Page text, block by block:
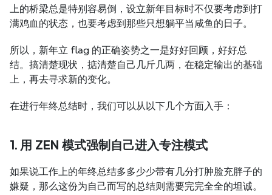
上的桥梁总是特别容易倒，设立新年目标时不仅要考虑到打
满鸡血的状态，也要考虑到那些只想躺平当咸鱼的日子。
所以，新年立 flag 的正确姿势之一是好好回顾，好好总
结。搞清楚现状，掂清楚自己几斤几两，在稳定输出的基础
上，再去寻求新的变化。
在进行年终总结时，我们可以从以下几个方面入手：
1. 用 ZEN 模式强制自己进入专注模式
如果说工作上的年终总结多多少少带有几分打肿脸充胖子的
嫌疑，那么这份为自己而写的总结则需要完完全全的坦诚。